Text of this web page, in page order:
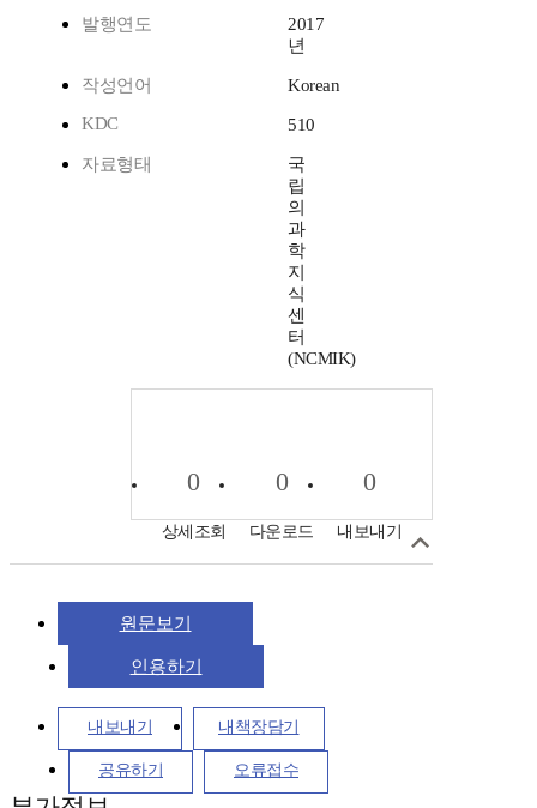
발행연도
2017
년
작성언어
Korean
KDC
510
자료형태
국
립
의
과
학
지
식
센
터
(NCMIK)
0
상세조회
0
다운로드
0
내보내기
원문보기
인용하기
내보내기 내책장담기
공유하기 오류접수